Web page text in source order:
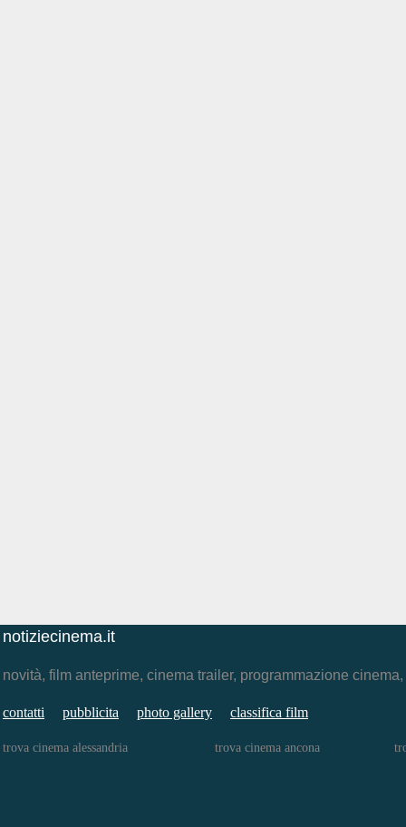
notiziecinema.it
novità, film anteprime, cinema trailer, programmazione
contatti pubblicita photo gallery classifica film
trova cinema alessandria trova cinema ancona